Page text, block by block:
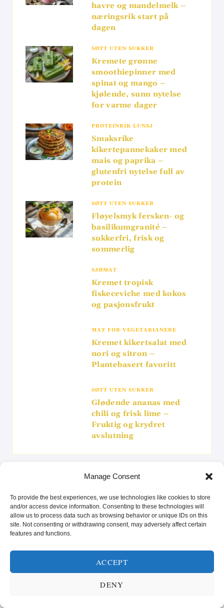
Manage Consent
To provide the best experiences, we use technologies like cookies to store
and/or access device information. Consenting to these technologies will
allow us to process data such as browsing behavior or unique IDs on this
site. Not consenting or withdrawing consent, may adversely affect certain
features and functions.
ACCEPT
DENY
havre og mandelmelk –
næringsrik start på
dagen
SØTT UTEN SUKKER
Kremete grønne
smoothiepinner med
spinat og mango –
kjølende, sunn nytelse
for varme dager
PROTEINRIK LUNSJ
Smaksrike
kikertepannekaker med
mais og paprika –
glutenfri nytelse full av
protein
SØTT UTEN SUKKER
Fløyelsmyk fersken- og
basilikumgranité –
sukkerfri, frisk og
sommerlig
SJØMAT
Kremet tropisk
fiskeceviche med kokos
og pasjonsfrukt
MAT FOR VEGETARIANERE
Kremet kikertsalat med
nori og sitron –
Plantebasert favoritt
SØTT UTEN SUKKER
Glødende ananas med
chili og frisk lime –
Fruktig og krydret
avslutning
Search
for: